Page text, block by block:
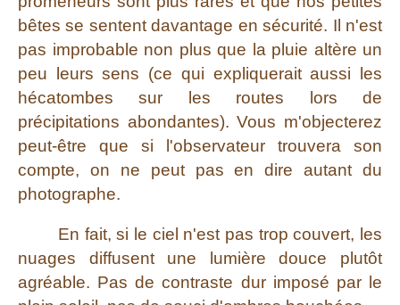
bêtes se sentent davantage en sécurité. Il n'est
pas improbable non plus que la pluie altère un
peu leurs sens (ce qui expliquerait aussi les
hécatombes sur les routes lors de
précipitations abondantes). Vous m'objecterez
peut-être que si l'observateur trouvera son
compte, on ne peut pas en dire autant du
photographe.
En fait, si le ciel n'est pas trop couvert, les
nuages diffusent une lumière douce plutôt
agréable. Pas de contraste dur imposé par le